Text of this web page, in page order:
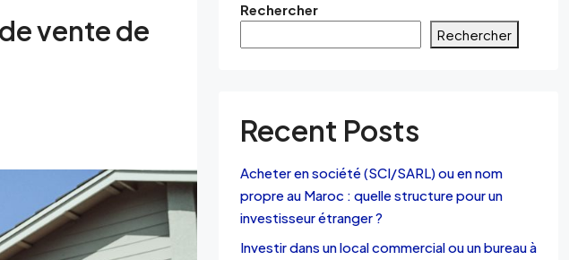
vente de
Rechercher
Rechercher
Recent Posts
Acheter en société (SCI/SARL) ou en nom
propre au Maroc : quelle structure pour un
investisseur étranger ?
Investir dans un local commercial ou un bureau à